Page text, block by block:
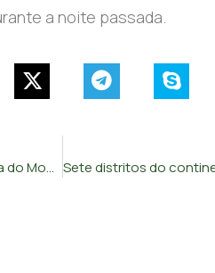
a noite passada.
Prisão preventiva para suspeito de incêndios na Serra do Montejunto